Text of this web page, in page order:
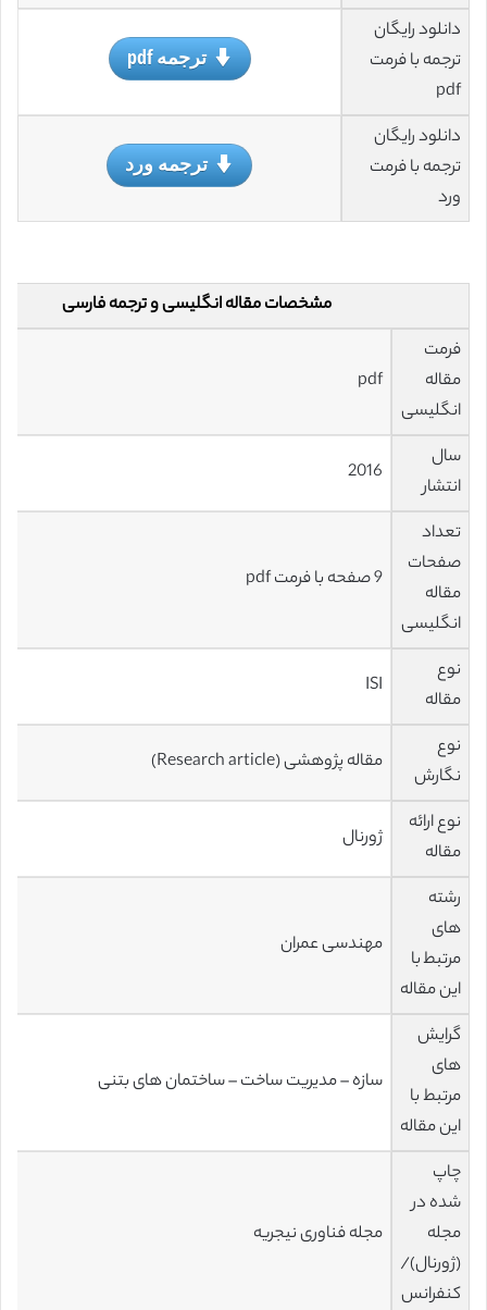
دانلود رایگان
ترجمه با فرمت
pdf
ترجمه pdf
دانلود رایگان
ترجمه با فرمت
ورد
ترجمه ورد
مشخصات مقاله انگلیسی و ترجمه فارسی
فرمت
مقاله
انگلیسی
pdf
سال
انتشار
2016
تعداد
صفحات
مقاله
انگلیسی
9 صفحه با فرمت pdf
نوع
مقاله
ISI
نوع
نگارش
مقاله پژوهشی (Research article)
نوع ارائه
مقاله
ژورنال
رشته
های
مرتبط با
این مقاله
مهندسی عمران
گرایش
های
مرتبط با
این مقاله
سازه – مدیریت ساخت – ساختمان های بتنی
چاپ
شده در
مجله
(ژورنال)/
کنفرانس
مجله فناوری نیجریه